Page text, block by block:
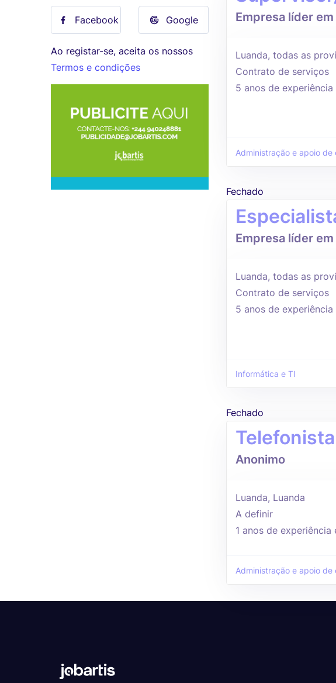
Facebook Google
Ao registar-se, aceita os nossos
Termos e condições
Empresa líder
Luanda, todas as
Contrato de serviços
5 anos de
Administração e apoio de
Fechado
Empresa líder
Luanda, todas as
Contrato de serviços
5 anos de
Informática e TI
Fechado
Anonimo
Luanda, Luanda
A definir
1 anos de experiência
Administração e apoio de